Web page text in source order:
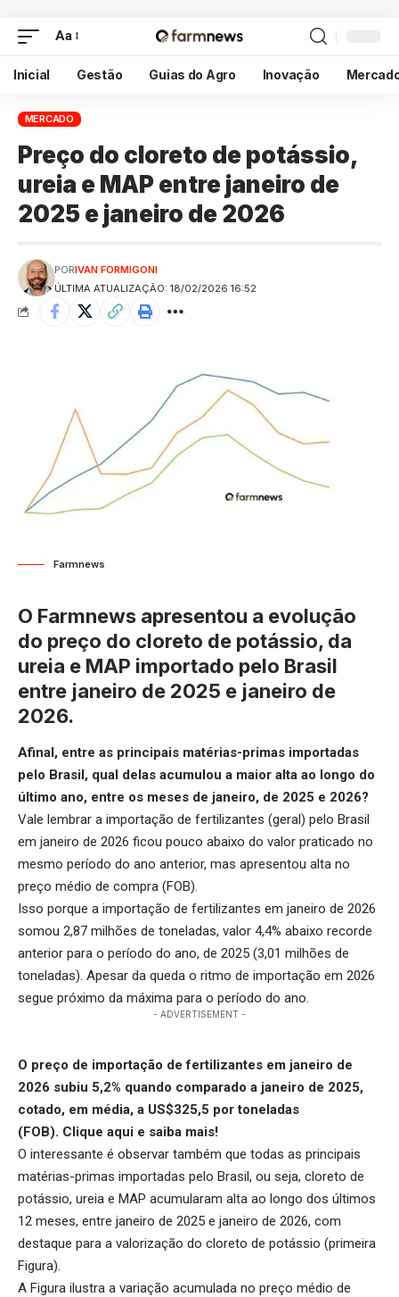
Aa
Inicial Gestão Guias do Agro Inovação
MERCADO
Preço do cloreto de potássio,
ureia e MAP entre janeiro de
2025 e janeiro de 2026
ÚLTIMA ATUALIZAÇÃO: 18/02/2026 16:52
PORIVAN FORMIGONI
Farmnews
O Farmnews apresentou a evolução
do preço do cloreto de potássio, da
ureia e MAP importado pelo Brasil
entre janeiro de 2025 e janeiro de
2026.
Afinal, entre as principais matérias-primas importadas
pelo Brasil, qual delas acumulou a maior alta ao longo do
último ano, entre os meses de janeiro, de 2025 e 2026?
Vale lembrar a importação de fertilizantes (geral) pelo Brasil
em janeiro de 2026 ficou pouco abaixo do valor praticado no
mesmo período do ano anterior, mas apresentou alta no
preço médio de compra (FOB).
Isso porque a importação de fertilizantes em janeiro de 2026
somou 2,87 milhões de toneladas, valor 4,4% abaixo recorde
anterior para o período do ano, de 2025 (3,01 milhões de
toneladas). Apesar da queda o ritmo de importação em 2026
segue próximo da máxima para o período do ano.
- ADVERTISEMENT -
O preço de importação de fertilizantes em janeiro de
2026 subiu 5,2% quando comparado a janeiro de 2025,
cotado, em média, a US$325,5 por toneladas
(FOB). Clique aqui e saiba mais!
O interessante é observar também que todas as principais
matérias-primas importadas pelo Brasil, ou seja, cloreto de
potássio, ureia e MAP acumularam alta ao longo dos últimos
12 meses, entre janeiro de 2025 e janeiro de 2026, com
destaque para a valorização do cloreto de potássio (primeira
Figura).
A Figura ilustra a variação acumulada no preço médio de